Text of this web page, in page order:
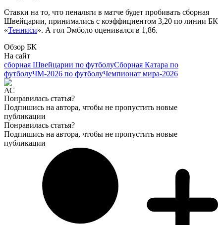
Ставки на то, что пенальти в матче будет пробивать сборная
Швейцарии, принимались с коэффициентом 3,20 по линии БК
«Тенниси». А гол Эмболо оценивался в 1,86.
Обзор БК
На сайт
сборная Швейцарии по футболуСборная Катара по
футболуЧМ-2026 по футболуЧемпионат мира-2026
Понравилась статья?
Подпишись на автора, чтобы не пропустить новые
публикации
Понравилась статья?
Подпишись на автора, чтобы не пропустить новые
публикации